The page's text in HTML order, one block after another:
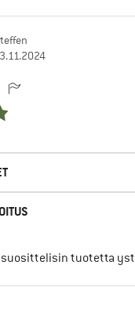
suosittelisin tuotetta